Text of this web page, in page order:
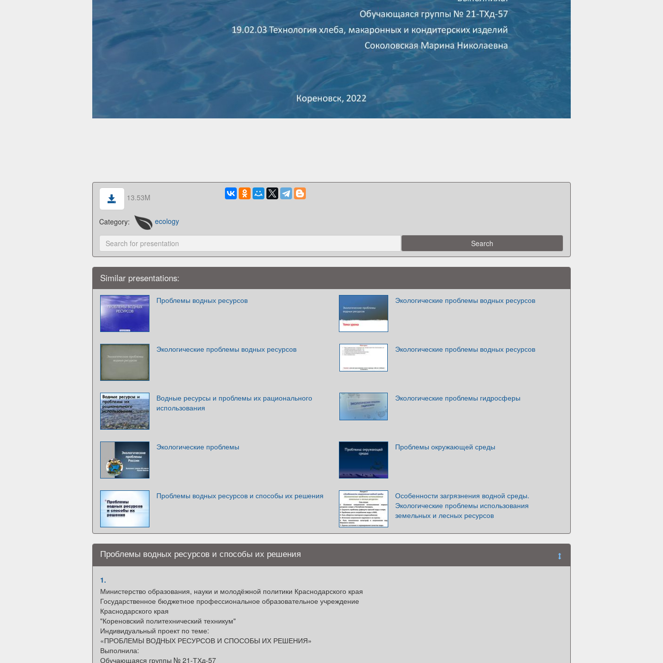
13.53M
Category: ecology
Similar presentations:
Проблемы водных ресурсов Экологические проблемы водных ресурсов
Экологические проблемы водных ресурсов Экологические проблемы водных ресурсов
Водные ресурсы и проблемы их рационального
использования
Экологические проблемы гидросферы
Экологические проблемы Проблемы окружающей среды
Проблемы водных ресурсов и способы их решения
Особенности загрязнения водной среды.
Экологические проблемы использования
земельных и лесных ресурсов
Проблемы водных ресурсов и способы их решения
1.
Министерство образования, науки и молодёжной политики Краснодарского края
Государственное бюджетное профессиональное образовательное учреждение
Краснодарского края
"Кореновский политехнический техникум"
Индивидуальный проект по теме:
«ПРОБЛЕМЫ ВОДНЫХ РЕСУРСОВ И СПОСОБЫ ИХ РЕШЕНИЯ»
Выполнила:
Обучающаяся группы № 21-ТХд-57